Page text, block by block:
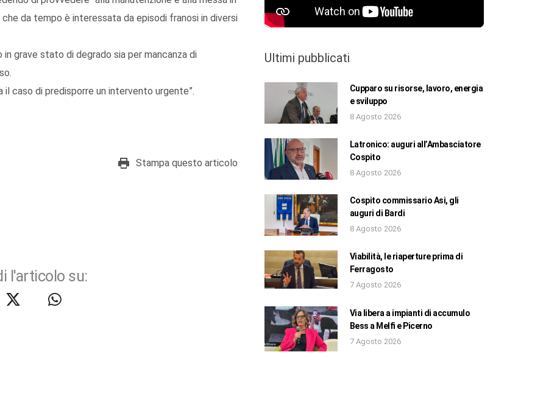
da tempo è interessata da episodi franosi in diversi
grave stato di degrado sia per mancanza di
il caso di predisporre un intervento urgente”.
Stampa questo articolo
l'articolo su:
Ultimi pubblicati
Cupparo su risorse, lavoro, energia
e sviluppo
8 Agosto 2026
Latronico: auguri all’Ambasciatore
Cospito
8 Agosto 2026
Cospito commissario Asi, gli
auguri di Bardi
8 Agosto 2026
Viabilità, le riaperture prima di
Ferragosto
7 Agosto 2026
Via libera a impianti di accumulo
Bess a Melfi e Picerno
7 Agosto 2026